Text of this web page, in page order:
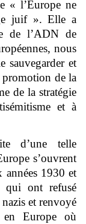
« l’Europe ne
juif ». Elle a
de l’ADN de
nous
sauvegarder et
promotion de la
de la stratégie
et à
d’une telle
s’ouvrent
années 1930 et
qui ont refusé
et renvoyé
Europe où